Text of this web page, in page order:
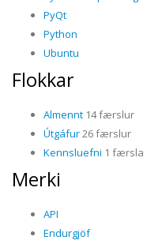
PyQt
Python
Ubuntu
Flokkar
Almennt 14 færslur
Útgáfur26 færslur
Kennsluefni 1 færsla
Merki
API
Endurgjöf